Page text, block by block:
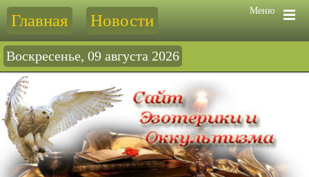
Меню
Главная Новости
Воскресенье, 09 августа 2026